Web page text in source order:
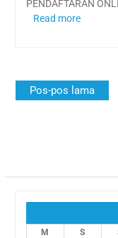
PENDAFTARAN
Read more
Navigasi
pos
Pos-pos lama
M S